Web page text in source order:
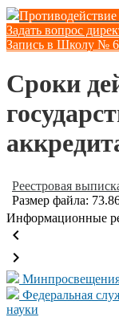
Задать вопрос
Запись в Школу №
Сроки
Реестровая
Размер файла:
Информационные
keyboard_arrow_left
keyboard_arrow_right
Федеральная
науки